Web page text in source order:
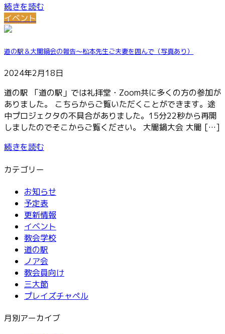
続きを読む
イベント
道の駅＆大闇鍋会の報告～松本先生ご夫妻を囲んで（写真あり）
2024年2月18日
道の駅 「道の駅」では礼拝堂・Zoom共に多くの方の参加が
ありました。 こちらからご覧いただくことができます。途
中プロジェクタの不具合がありました。15分22秒から再開
しましたのでそこからご覧ください。 大闇鍋大会 大闇 […]
続きを読む
カテゴリー
お知らせ
予定表
更新情報
イベント
教会学校
道の駅
ノア会
教会員向け
三大節
プレイズチャペル
月別アーカイブ